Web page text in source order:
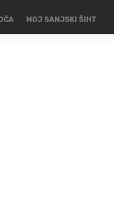
MOJ SANJSKI ŠIHT